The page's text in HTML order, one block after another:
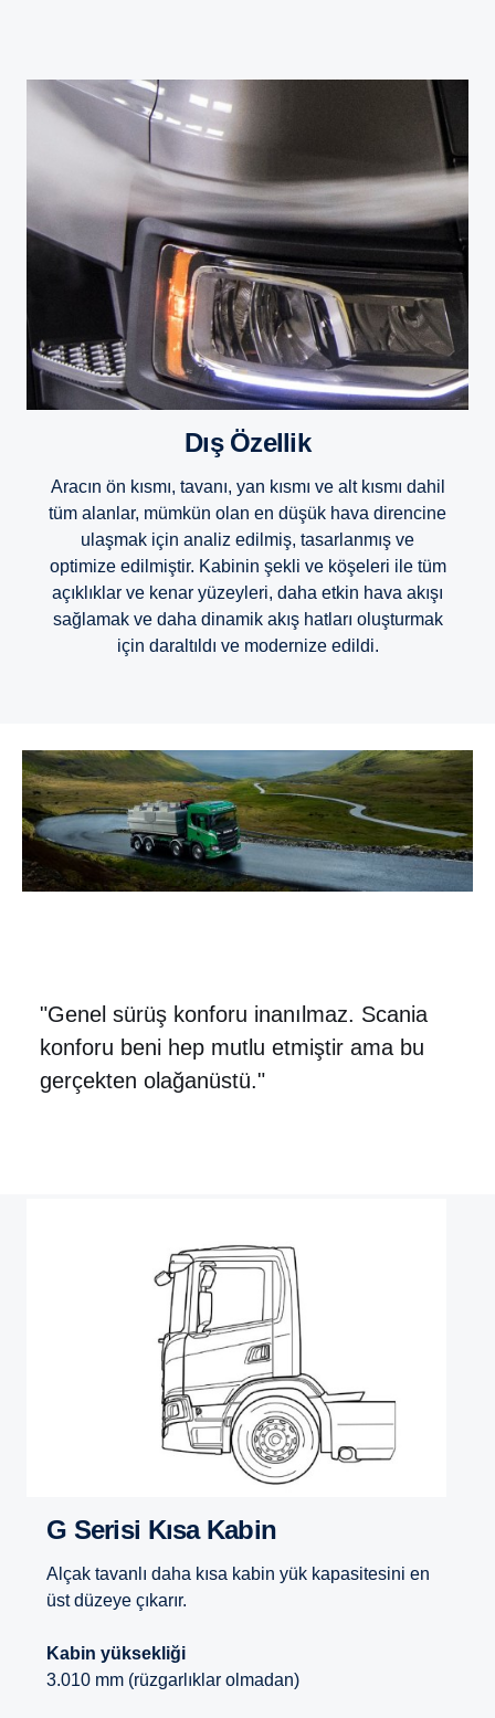
Dış Özellik
Aracın ön kısmı, tavanı, yan kısmı ve alt kısmı dahil
tüm alanlar, mümkün olan en düşük hava direncine
ulaşmak için analiz edilmiş, tasarlanmış ve
optimize edilmiştir. Kabinin şekli ve köşeleri ile tüm
açıklıklar ve kenar yüzeyleri, daha etkin hava akışı
sağlamak ve daha dinamik akış hatları oluşturmak
için daraltıldı ve modernize edildi.
"Genel sürüş konforu inanılmaz. Scania
konforu beni hep mutlu etmiştir ama bu
gerçekten olağanüstü."
G Serisi Kısa Kabin
Alçak tavanlı daha kısa kabin yük kapasitesini en
üst düzeye çıkarır.
Kabin yüksekliği
3.010 mm (rüzgarlıklar olmadan)